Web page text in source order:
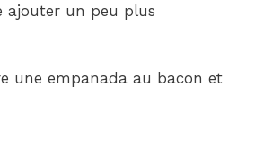
ajouter un peu plus
une empanada au bacon et